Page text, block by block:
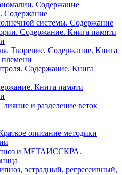
Содержание
Содержание
системы. Содержание
Содержание. Книга памяти
Творение. Содержание. Книга
племени
Содержание. Книга
Книга памяти
и разделение веток
описание методики
и МЕТАИССКРА.
эстрадный, регрессивный,